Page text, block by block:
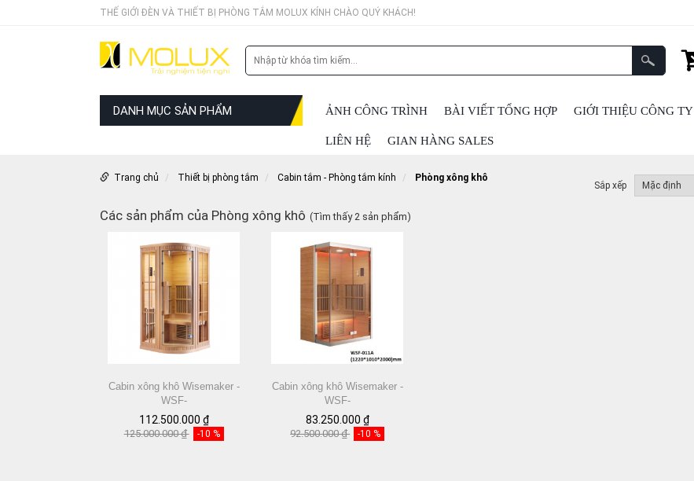
THẾ GIỚI ĐÈN VÀ THIẾT BỊ PHÒNG TẮM MOLUX KÍNH CHÀO QUÝ KHÁCH!
DANH MỤC SẢN PHẨM ẢNH CÔNG TRÌNH BÀI VIẾT TỔNG HỢP GIỚI THIỆU CÔNG TY
LIÊN HỆ GIAN HÀNG SALES
Trang chủ Thiết bị phòng tắm Cabin tắm - Phòng tắm kính Phòng xông khô
Sắp xếp
Các sản phẩm của Phòng xông khô (Tìm thấy 2 sản phẩm)
Cabin xông khô Wisemaker -
WSF-
009(1400*1400*2000)mm
112.500.000 ₫
125.000.000 ₫ -10 %
Cabin xông khô Wisemaker -
WSF-
011A(1220*1010*2000)mm
83.250.000 ₫
92.500.000 ₫ -10 %